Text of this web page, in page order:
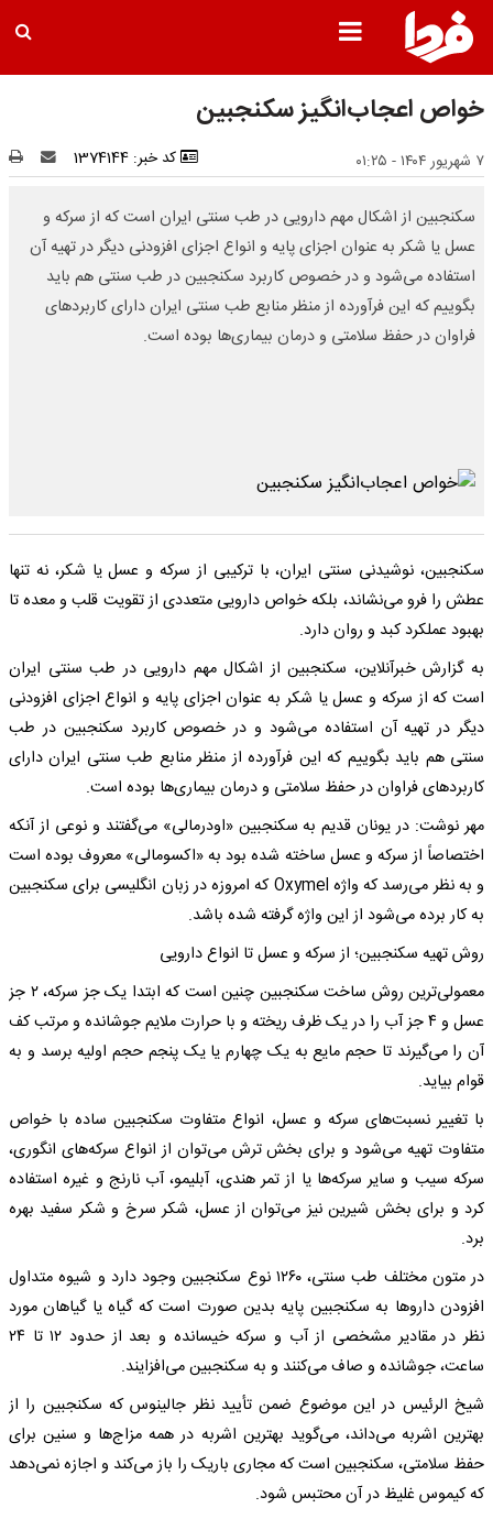
خواص اعجاب‌انگیز سکنجبین
۷ شهریور ۱۴۰۴ - ۰۱:۲۵ کد خبر: 1374144
سکنجبین از اشکال مهم دارویی در طب سنتی ایران است که از سرکه و
عسل یا شکر به عنوان اجزای پایه و انواع اجزای افزودنی دیگر در تهیه آن
استفاده می‌شود و در خصوص کاربرد سکنجبین در طب سنتی هم باید
بگوییم که این فرآورده از منظر منابع طب سنتی ایران دارای کاربردهای
فراوان در حفظ سلامتی و درمان بیماری‌ها بوده است.
سکنجبین، نوشیدنی سنتی ایران، با ترکیبی از سرکه و عسل یا شکر، نه تنها
عطش را فرو می‌نشاند، بلکه خواص دارویی متعددی از تقویت قلب و معده تا
بهبود عملکرد کبد و روان دارد.
به گزارش خبرآنلاین، سکنجبین از اشکال مهم دارویی در طب سنتی ایران
است که از سرکه و عسل یا شکر به عنوان اجزای پایه و انواع اجزای افزودنی
دیگر در تهیه آن استفاده می‌شود و در خصوص کاربرد سکنجبین در طب
سنتی هم باید بگوییم که این فرآورده از منظر منابع طب سنتی ایران دارای
کاربردهای فراوان در حفظ سلامتی و درمان بیماری‌ها بوده است.
مهر نوشت: در یونان قدیم به سکنجبین «اودرمالی» می‌گفتند و نوعی از آنکه
اختصاصاً از سرکه و عسل ساخته شده بود به «اکسومالی» معروف بوده است
و به نظر می‌رسد که واژه Oxymel که امروزه در زبان انگلیسی برای سکنجبین
به کار برده می‌شود از این واژه گرفته شده باشد.
روش تهیه سکنجبین؛ از سرکه و عسل تا انواع دارویی
معمولی‌ترین روش ساخت سکنجبین چنین است که ابتدا یک جز سرکه، ٢ جز
عسل و ۴ جز آب را در یک ظرف ریخته و با حرارت ملایم جوشانده و مرتب کف
آن را می‌گیرند تا حجم مایع به یک چهارم یا یک پنجم حجم اولیه برسد و به
قوام بیاید.
با تغییر نسبت‌های سرکه و عسل، انواع متفاوت سکنجبین ساده با خواص
متفاوت تهیه می‌شود و برای بخش ترش می‌توان از انواع سرکه‌های انگوری،
سرکه سیب و سایر سرکه‌ها یا از تمر هندی، آبلیمو، آب نارنج و غیره استفاده
کرد و برای بخش شیرین نیز می‌توان از عسل، شکر سرخ و شکر سفید بهره
برد.
در متون مختلف طب سنتی، ١٢۶٠ نوع سکنجبین وجود دارد و شیوه متداول
افزودن داروها به سکنجبین پایه بدین صورت است که گیاه یا گیاهان مورد
نظر در مقادیر مشخصی از آب و سرکه خیسانده و بعد از حدود ١٢ تا ٢۴
ساعت، جوشانده و صاف می‌کنند و به سکنجبین می‌افزایند.
شیخ الرئیس در این موضوع ضمن تأیید نظر جالینوس که سکنجبین را از
بهترین اشربه می‌داند، می‌گوید بهترین اشربه در همه مزاج‌ها و سنین برای
حفظ سلامتی، سکنجبین است که مجاری باریک را باز می‌کند و اجازه نمی‌دهد
که کیموس غلیظ در آن محتبس شود.